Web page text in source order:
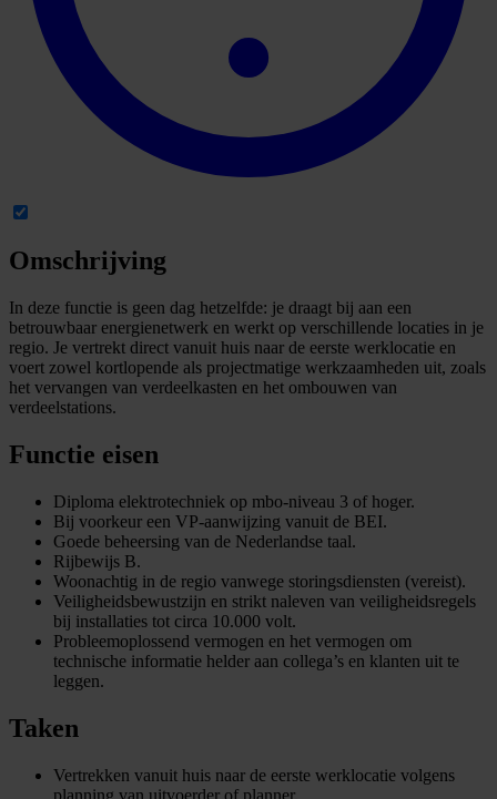
Omschrijving
In deze functie is geen dag hetzelfde: je draagt bij aan een
betrouwbaar energienetwerk en werkt op verschillende locaties in je
regio. Je vertrekt direct vanuit huis naar de eerste werklocatie en
voert zowel kortlopende als projectmatige werkzaamheden uit, zoals
het vervangen van verdeelkasten en het ombouwen van
verdeelstations.
Functie eisen
Diploma elektrotechniek op mbo-niveau 3 of hoger.
Bij voorkeur een VP-aanwijzing vanuit de BEI.
Goede beheersing van de Nederlandse taal.
Rijbewijs B.
Woonachtig in de regio vanwege storingsdiensten (vereist).
Veiligheidsbewustzijn en strikt naleven van veiligheidsregels
bij installaties tot circa 10.000 volt.
Probleemoplossend vermogen en het vermogen om
technische informatie helder aan collega’s en klanten uit te
leggen.
Taken
Vertrekken vanuit huis naar de eerste werklocatie volgens
planning van uitvoerder of planner.